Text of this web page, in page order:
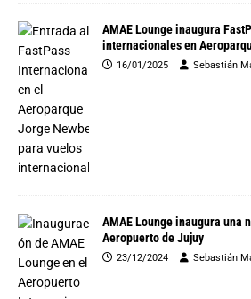
AMAE Lounge inaugura
internacionales en
16/01/2025 Sebastián
AMAE Lounge inaugura una
Aeropuerto de Jujuy
23/12/2024 Sebastián